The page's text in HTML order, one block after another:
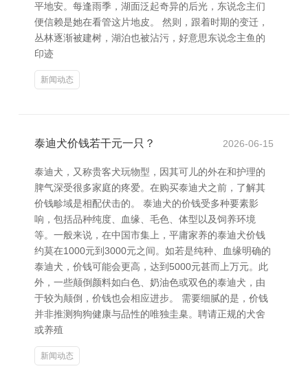
平地安。每逢雨季，湖面泛起奇异的后光，东说念主们
便信赖是她在看管这片地皮。 然则，跟着时期的变迁，
丛林逐渐被建树，湖泊也被沾污，好意思东说念主鱼的
印迹
新闻动态
泰迪犬价钱若干元一只？ 2026-06-15
泰迪犬，又称贵客犬玩物型，因其可儿的外在和护理的
脾气深受很多家庭的疼爱。在购买泰迪犬之前，了解其
价钱畛域是相配伏击的。 泰迪犬的价钱受多种要素影
响，包括品种纯度、血缘、毛色、体型以及饲养环境
等。一般来说，在中国市集上，平庸家养的泰迪犬价钱
约莫在1000元到3000元之间。如若是纯种、血缘明确的
泰迪犬，价钱可能会更高，达到5000元甚而上万元。此
外，一些颠倒颜料如白色、奶油色或双色的泰迪犬，由
于较为颠倒，价钱也会相应进步。 需要细腻的是，价钱
并非推测狗狗健康与品性的唯独圭臬。聘请正规的犬舍
或养殖
新闻动态